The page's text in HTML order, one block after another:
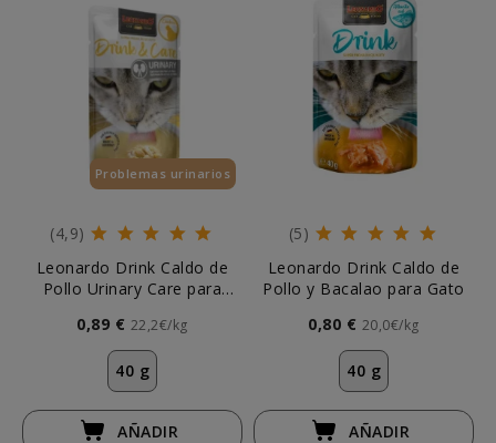
Esenciales
Problemas urinarios
(4,9)
Leonardo Drink Caldo de
Pollo Urinary Care para
0,89 € 22,2€/kg
40 g
AÑADIR
(5)
Leonardo Drink Caldo de
Pollo y Bacalao para Gato
0,80 € 20,0€/kg
40 g
AÑADIR